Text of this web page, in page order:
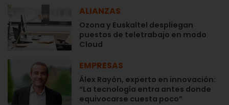
ALIANZAS
Ozona y Euskaltel despliegan
puestos de teletrabajo en modo
Cloud
EMPRESAS
Álex Rayón, experto en innovación:
“La tecnología entra antes donde
equivocarse cuesta poco”